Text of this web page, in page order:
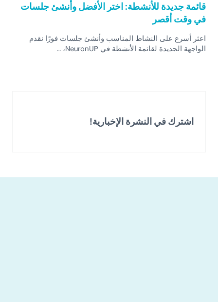
قائمة جديدة للأنشطة: اختر الأفضل وأنشئ جلسات
في وقت أقصر
اعثر أسرع على النشاط المناسب وأنشئ جلسات فورًا نقدم
الواجهة الجديدة لقائمة الأنشطة في NeuronUP، …
اشترك في النشرة الإخبارية!